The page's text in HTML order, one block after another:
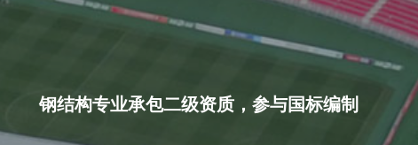
钢结构专业承包二级资质，参与国标编制